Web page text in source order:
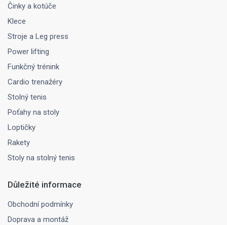
Činky a kotúče
Klece
Stroje a Leg press
Power lifting
Funkčný trénink
Cardio trenažéry
Stolný tenis
Poťahy na stoly
Loptičky
Rakety
Stoly na stolný tenis
Důležité informace
Obchodní podmínky
Doprava a montáž